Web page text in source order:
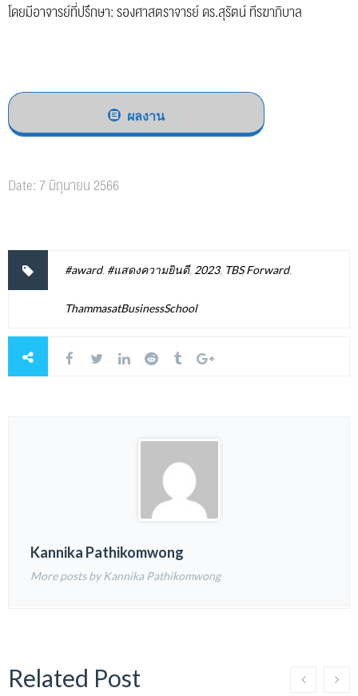
โดยมีอาจารย์ที่ปรึกษา: รองศาสตราจารย์ ดร.สุรัตน์ ทีรฆาภิบาล
ผลงาน
Date: 7 มิถุนายน 2566
#award, #แสดงความยินดี,2023, TBS Forward,
ThammasatBusinessSchool
Kannika Pathikomwong
More posts by Kannika Pathikomwong
Related Post